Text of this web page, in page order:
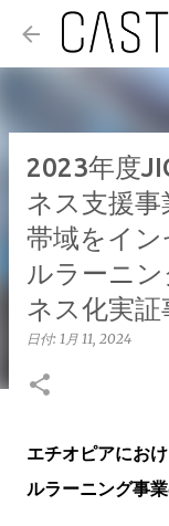
スキップ
2023年度
ネス支援
帯域をイ
ルラーニ
ネス化実証
日付: 1月 11, 2024
エチオピアにお
ルラーニング事